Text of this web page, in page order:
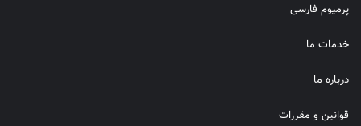
پرمیوم فارسی
خدمات ما
درباره ما
قوانین و مقررات